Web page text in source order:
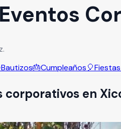
Bautizos🎂Cumpleaños🎈
corporativos en